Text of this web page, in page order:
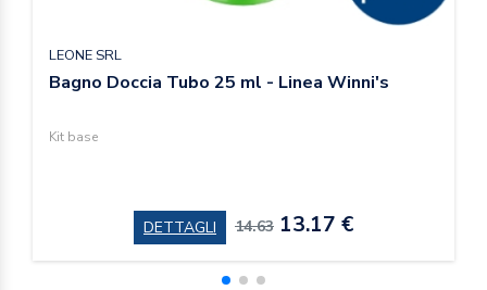
LEONE SRL
Bagno Doccia Tubo 25 ml - Linea Winni's
Kit base
DETTAGLI 14.63 13.17 €